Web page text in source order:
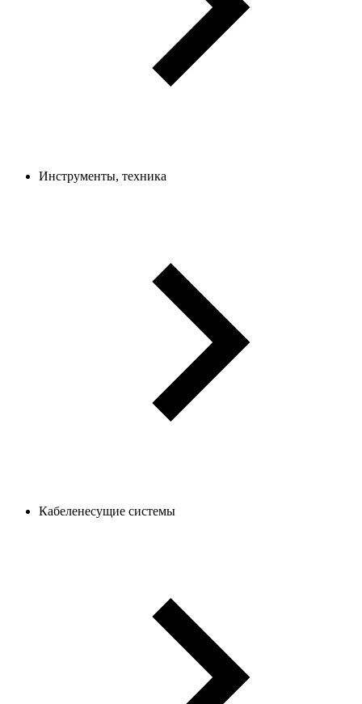
Инструменты, техника
Кабеленесущие системы